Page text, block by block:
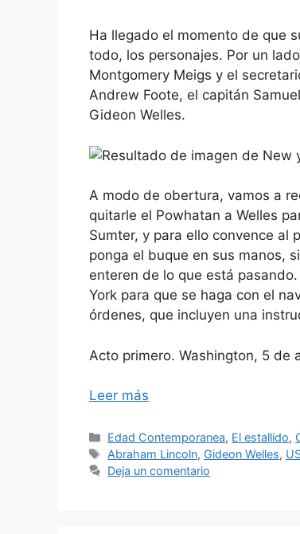
Ha llegado el momento de que
todo, los personajes. Por un
Montgomery Meigs y el
Andrew Foote, el capitán
Gideon Welles.
A modo de obertura, vamos a
quitarle el Powhatan a Welles
Sumter, y para ello convence al
ponga el buque en sus manos,
enteren de lo que está
York para que se haga con el
órdenes, que incluyen una
Acto primero. Washington, 5 de
Leer más
Categorías
Edad Contemporanea, El estallido,
Etiquetas
Abraham Lincoln, Gideon Welles,
Deja un comentario